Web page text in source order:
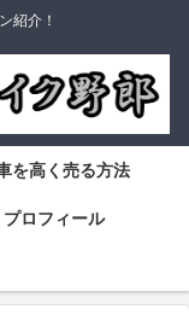
紹介！
を高く売る方法
プロフィール